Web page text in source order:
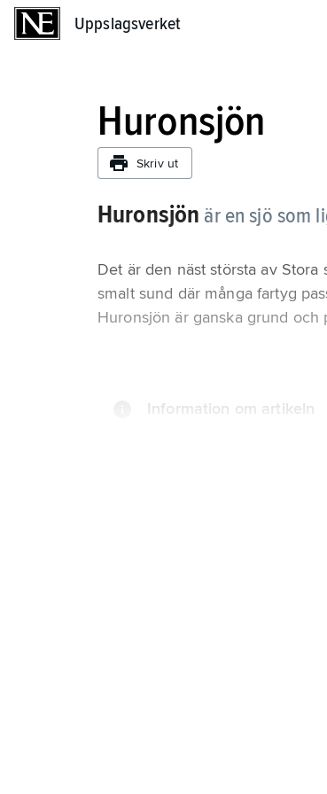
Uppslagsverket
Huronsjön
Skriv ut
Huronsjön är en sjö som
Det är den näst största av
smalt sund där många fartyg
Huronsjön är ganska grund och
Information om artikeln